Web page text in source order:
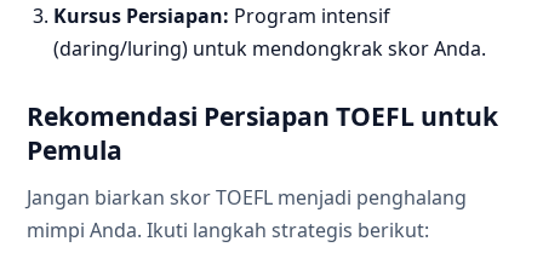
Kursus Persiapan: Program intensif
(daring/luring) untuk mendongkrak skor Anda.
Rekomendasi Persiapan TOEFL untuk
Pemula
Jangan biarkan skor TOEFL menjadi penghalang
mimpi Anda. Ikuti langkah strategis berikut: